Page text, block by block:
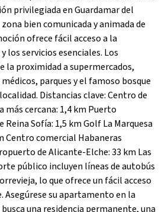
privilegiada en Guardamar del
bien comunicada y animada de
ofrece fácil acceso a la
los servicios esenciales. Los
la proximidad a supermercados,
parques y el famoso bosque
Distancias clave: Centro de
más cercana: 1,4 km Puerto
Reina Sofía: 1,5 km Golf La Marquesa
Centro comercial Habaneras
de Alicante-Elche: 33 km Las
público incluyen líneas de autobús
lo que ofrece un fácil acceso
Asegúrese su apartamento en la
una residencia permanente, una